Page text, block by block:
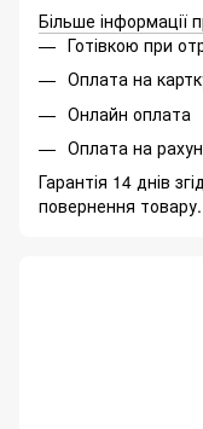
Більше інформації
Готівкою при
Оплата на
Онлайн оплата
Оплата на
Гарантія 14 днів
повернення товару.